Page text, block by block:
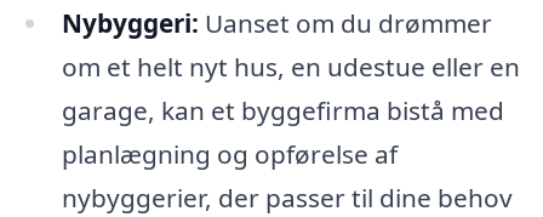
Nybyggeri: Uanset om du drømmer
om et helt nyt hus, en udestue eller en
garage, kan et byggefirma bistå med
planlægning og opførelse af
nybyggerier, der passer til dine behov